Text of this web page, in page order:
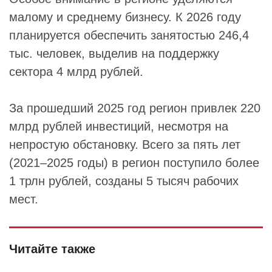
малому и среднему бизнесу. К 2026 году
планируется обеспечить занятостью 246,4
тыс. человек, выделив на поддержку
сектора 4 млрд рублей.
За прошедший 2025 год регион привлек 220
млрд рублей инвестиций, несмотря на
непростую обстановку. Всего за пять лет
(2021–2025 годы) в регион поступило более
1 трлн рублей, созданы 5 тысяч рабочих
мест.
Читайте также